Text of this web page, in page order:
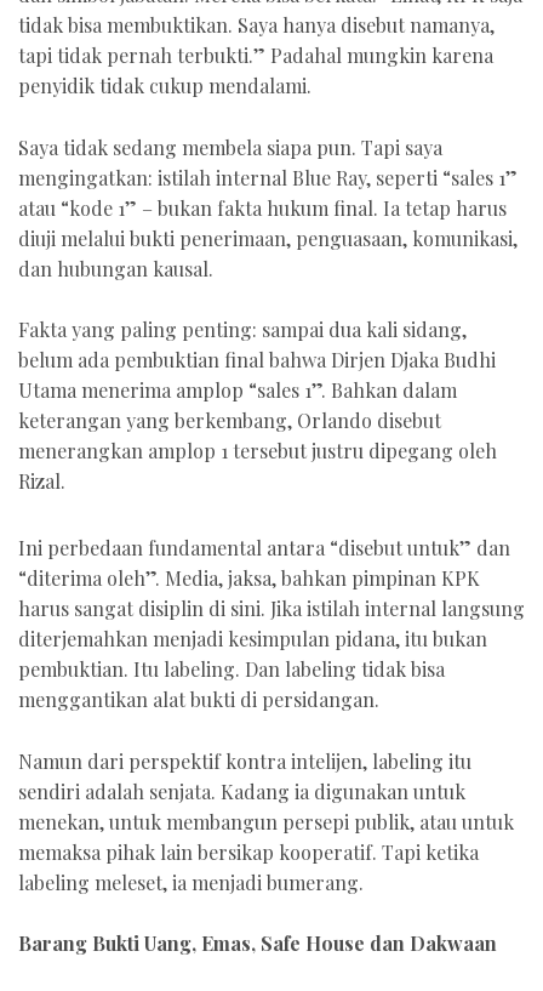
tidak bisa membuktikan. Saya hanya disebut namanya,
tapi tidak pernah terbukti.” Padahal mungkin karena
penyidik tidak cukup mendalami.
Saya tidak sedang membela siapa pun. Tapi saya
mengingatkan: istilah internal Blue Ray, seperti “sales 1”
atau “kode 1” – bukan fakta hukum final. Ia tetap harus
diuji melalui bukti penerimaan, penguasaan, komunikasi,
dan hubungan kausal.
Fakta yang paling penting: sampai dua kali sidang,
belum ada pembuktian final bahwa Dirjen Djaka Budhi
Utama menerima amplop “sales 1”. Bahkan dalam
keterangan yang berkembang, Orlando disebut
menerangkan amplop 1 tersebut justru dipegang oleh
Rizal.
Ini perbedaan fundamental antara “disebut untuk” dan
“diterima oleh”. Media, jaksa, bahkan pimpinan KPK
harus sangat disiplin di sini. Jika istilah internal langsung
diterjemahkan menjadi kesimpulan pidana, itu bukan
pembuktian. Itu labeling. Dan labeling tidak bisa
menggantikan alat bukti di persidangan.
Namun dari perspektif kontra intelijen, labeling itu
sendiri adalah senjata. Kadang ia digunakan untuk
menekan, untuk membangun persepi publik, atau untuk
memaksa pihak lain bersikap kooperatif. Tapi ketika
labeling meleset, ia menjadi bumerang.
Barang Bukti Uang, Emas, Safe House dan Dakwaan